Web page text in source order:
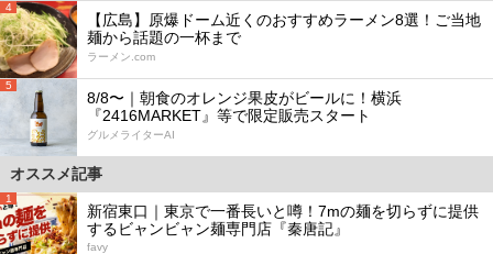
4
【広島】原爆ドーム近くのおすすめラーメン8選！ご当地
麺から話題の一杯まで
ラーメン.com
5
8/8〜｜朝食のオレンジ果皮がビールに！横浜
『2416MARKET』等で限定販売スタート
グルメライターAI
オススメ記事
1
新宿東口｜東京で一番長いと噂！7mの麺を切らずに提供
するビャンビャン麺専門店『秦唐記』
favy